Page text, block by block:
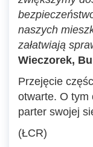
naszych
załatwiają
Wieczorek,
Przejęcie
otwarte. O tym
parter swojej
(ŁCR)